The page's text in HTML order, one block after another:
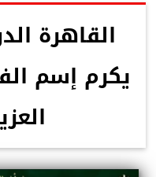
القاهرة
يكرم إسم